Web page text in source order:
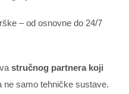
– od osnovne do 24/7
stručnog partnera koji
ne samo tehničke sustave.